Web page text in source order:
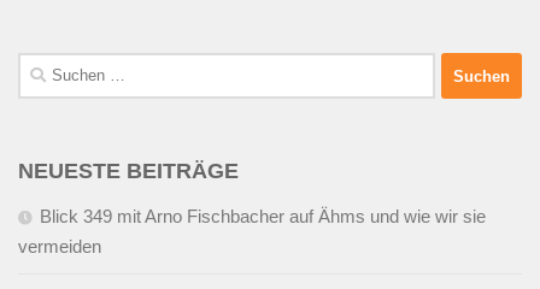
Suchen
nach:
NEUESTE BEITRÄGE
Blick 349 mit Arno Fischbacher auf Ähms und wie wir sie
vermeiden